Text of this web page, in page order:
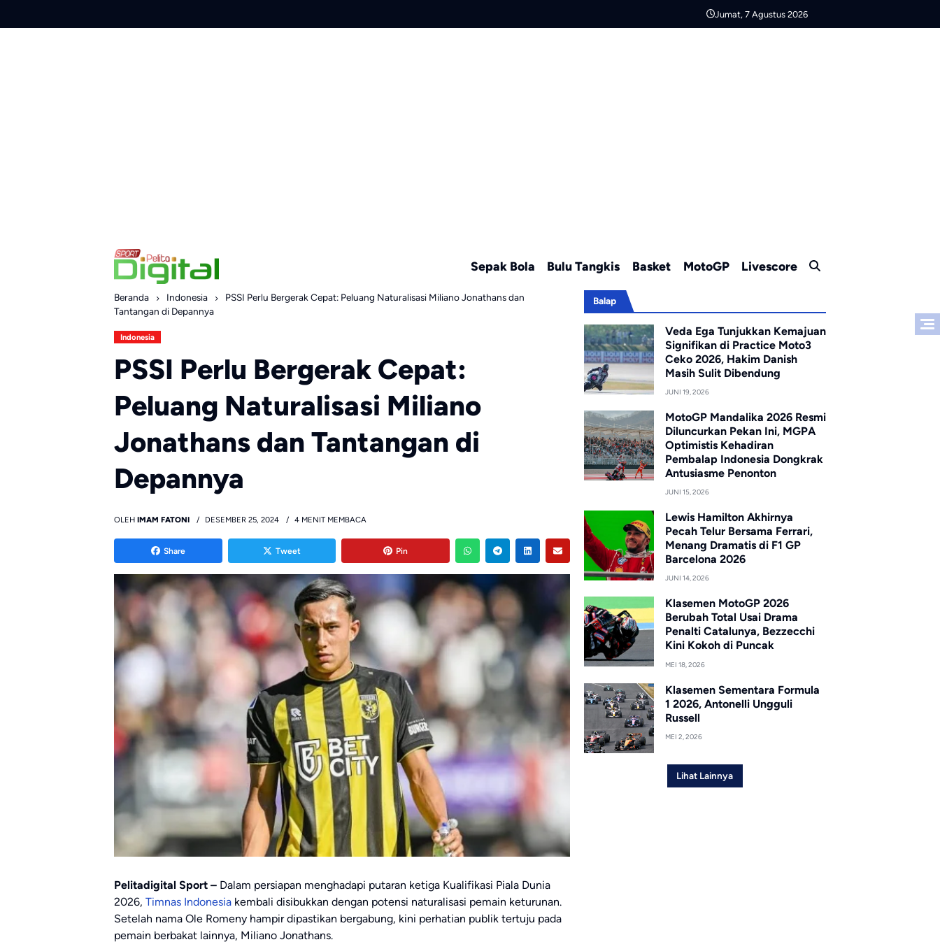
Jumat, 7 Agustus 2026
Sepak Bola Bulu Tangkis Basket MotoGP Livescore
Beranda Indonesia
PSSI Perlu Bergerak Cepat: Peluang Naturalisasi Miliano Jonathans dan
Tantangan di Depannya
Indonesia
PSSI Perlu Bergerak Cepat:
Peluang Naturalisasi Miliano
Jonathans dan Tantangan di
Depannya
OLEH IMAM FATONI DESEMBER 25, 2024 4 MENIT MEMBACA
Share Tweet Pin
Pelitadigital Sport – Dalam persiapan menghadapi putaran ketiga Kualifikasi Piala Dunia
2026, Timnas Indonesia kembali disibukkan dengan potensi naturalisasi pemain keturunan.
Setelah nama Ole Romeny hampir dipastikan bergabung, kini perhatian publik tertuju pada
pemain berbakat lainnya, Miliano Jonathans.
Balap
Veda Ega Tunjukkan Kemajuan
Signifikan di Practice Moto3
Ceko 2026, Hakim Danish
Masih Sulit Dibendung
JUNI 19, 2026
MotoGP Mandalika 2026 Resmi
Diluncurkan Pekan Ini, MGPA
Optimistis Kehadiran
Pembalap Indonesia Dongkrak
Antusiasme Penonton
JUNI 15, 2026
Lewis Hamilton Akhirnya
Pecah Telur Bersama Ferrari,
Menang Dramatis di F1 GP
Barcelona 2026
JUNI 14, 2026
Klasemen MotoGP 2026
Berubah Total Usai Drama
Penalti Catalunya, Bezzecchi
Kini Kokoh di Puncak
MEI 18, 2026
Klasemen Sementara Formula
1 2026, Antonelli Ungguli
Russell
MEI 2, 2026
Lihat Lainnya